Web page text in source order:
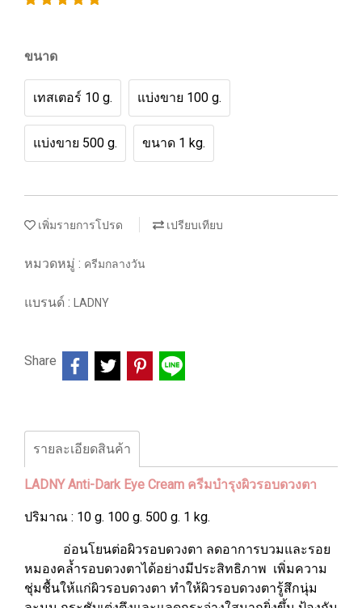
ขนาด
เทสเตอร์ 10 g. แบ่งขาย 100 g.
แบ่งขาย 500 g. ขนาด 1 kg.
เพิ่มรายการโปรด เปรียบเทียบ
หมวดหมู่ : ครีมกลางวัน
แบรนด์ : LADNY
Share
รายละเอียดสินค้า
LADNY Anti-Dark Eye Cream ครีมบำรุงผิวรอบดวงตา
ปริมาณ : 10 g. 100 g. 500 g. 1 kg.
อ่อนโยนต่อผิวรอบดวงตา ลดอาการบวมและรอย
หมองคล้ำรอบดวงตาได้อย่างมีประสิทธิภาพ เพิ่มความ
ชุ่มชื้นให้แก่ผิวรอบดวงตา ทำให้ผิวรอบดวงตารู้สึกนุ่ม